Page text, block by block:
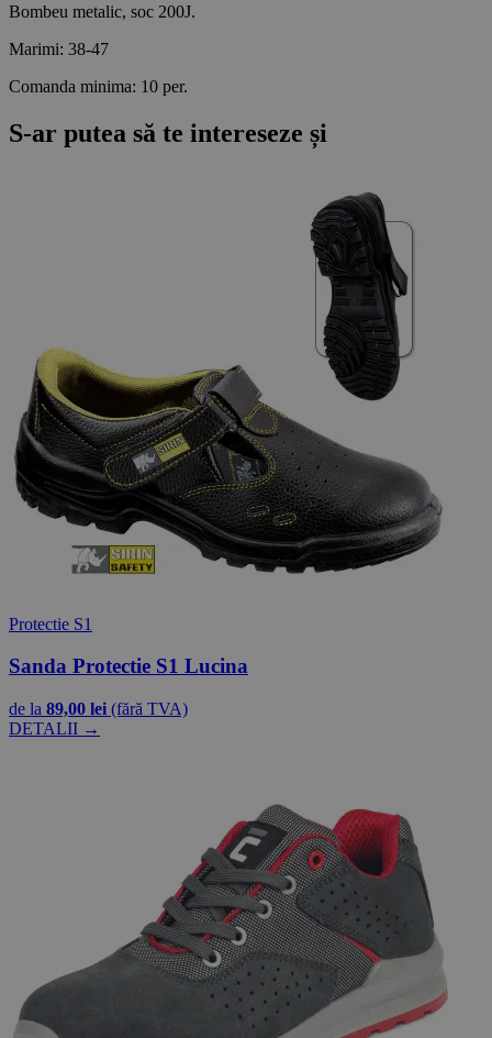
Bombeu metalic, soc 200J.
Marimi: 38-47
Comanda minima: 10 per.
S-ar putea să te intereseze și
Protectie S1
Sanda Protectie S1 Lucina
de la 89,00 lei (fără TVA)
DETALII →